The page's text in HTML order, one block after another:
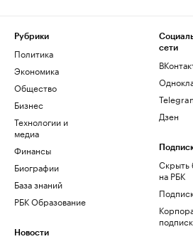
Рубрики
Политика
Экономика
Общество
Бизнес
Технологии и
медиа
Финансы
Биографии
База знаний
РБК Образование
Новости
сети
Дзен
Скрыть
на РБК